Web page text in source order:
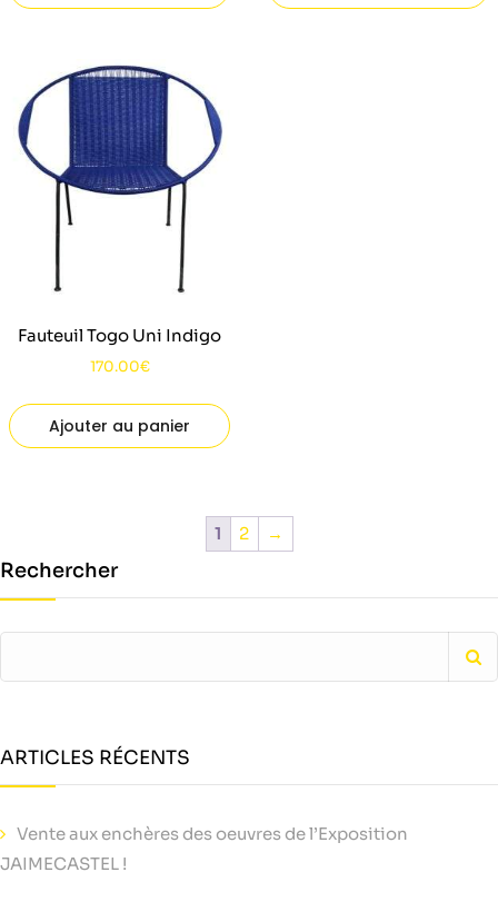
Fauteuil Togo Uni Indigo
170.00€
Ajouter au panier
1 2 →
Rechercher
ARTICLES RÉCENTS
Vente aux enchères des oeuvres de l’Exposition
JAIMECASTEL !